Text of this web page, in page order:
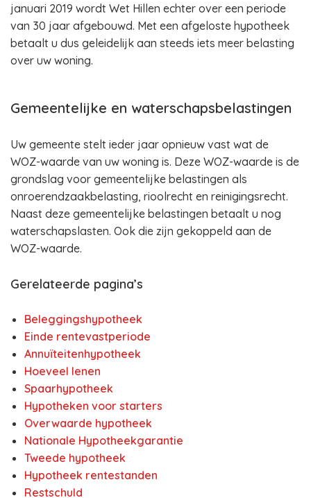
januari 2019 wordt Wet Hillen echter over een periode
van 30 jaar afgebouwd. Met een afgeloste hypotheek
betaalt u dus geleidelijk aan steeds iets meer belasting
over uw woning.
Gemeentelijke en waterschapsbelastingen
Uw gemeente stelt ieder jaar opnieuw vast wat de
WOZ-waarde van uw woning is. Deze WOZ-waarde is de
grondslag voor gemeentelijke belastingen als
onroerendzaakbelasting, rioolrecht en reinigingsrecht.
Naast deze gemeentelijke belastingen betaalt u nog
waterschapslasten. Ook die zijn gekoppeld aan de
WOZ-waarde.
Gerelateerde pagina’s
Beleggingshypotheek
Einde rentevastperiode
Annuïteitenhypotheek
Hoeveel lenen
Spaarhypotheek
Hypotheken voor starters
Overwaarde hypotheek
Nationale Hypotheekgarantie
Tweede hypotheek
Hypotheek rentestanden
Restschuld